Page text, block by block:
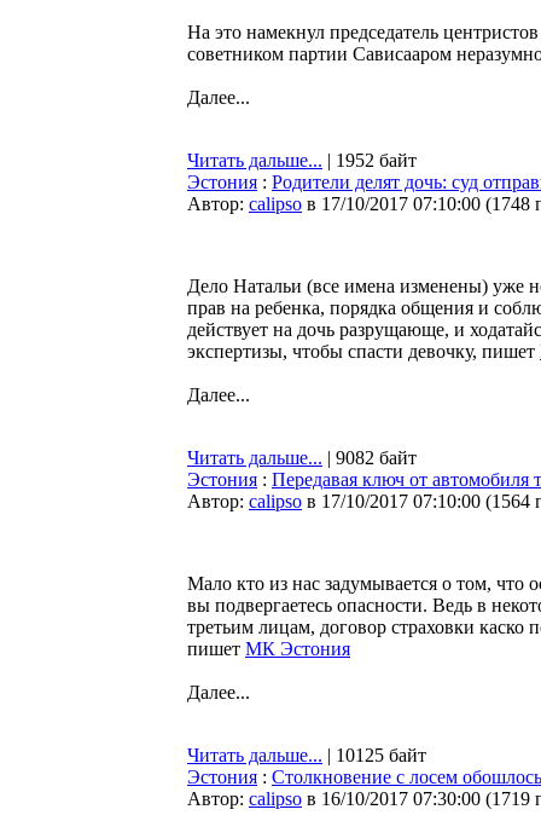
На это намекнул председатель
советником партии Сависааром
Далее...
Читать дальше... | 1952 байт
Эстония : Родители делят дочь: суд
Автор: calipso в 17/10/2017 07:10:00 (1748
Дело Натальи (все имена изменены) уже
прав на ребенка, порядка общения и
действует на дочь разрущающе, и
экспертизы, чтобы спасти девочку, пишет
Далее...
Читать дальше... | 9082 байт
Эстония : Передавая ключ от автомобиля
Автор: calipso в 17/10/2017 07:10:00 (1564
Мало кто из нас задумывается о том, что
вы подвергаетесь опасности. Ведь в
третьим лицам, договор страховки каско
пишет МК Эстония
Далее...
Читать дальше... | 10125 байт
Эстония : Столкновение с лосем
Автор: calipso в 16/10/2017 07:30:00 (1719